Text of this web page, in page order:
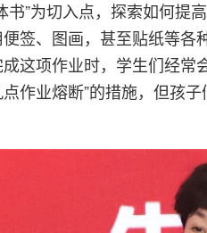
书”为切入点，探索如何提
签、图画，甚至贴纸等各
这项作业时，学生们经常
点作业熔断”的措施，但孩